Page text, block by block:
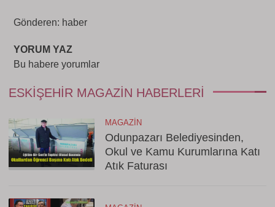
Gönderen: haber
YORUM YAZ
Bu habere yorumlar
ESKIŞEHIR MAGAZIN HABERLERI
MAGAZIN
Odunpazarı Belediyesinden,
Okul ve Kamu Kurumlarına Katı
Atık Faturası